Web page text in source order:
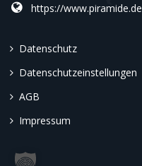
https://www.piramide.de
Datenschutz
Datenschutzeinstellungen
AGB
Impressum